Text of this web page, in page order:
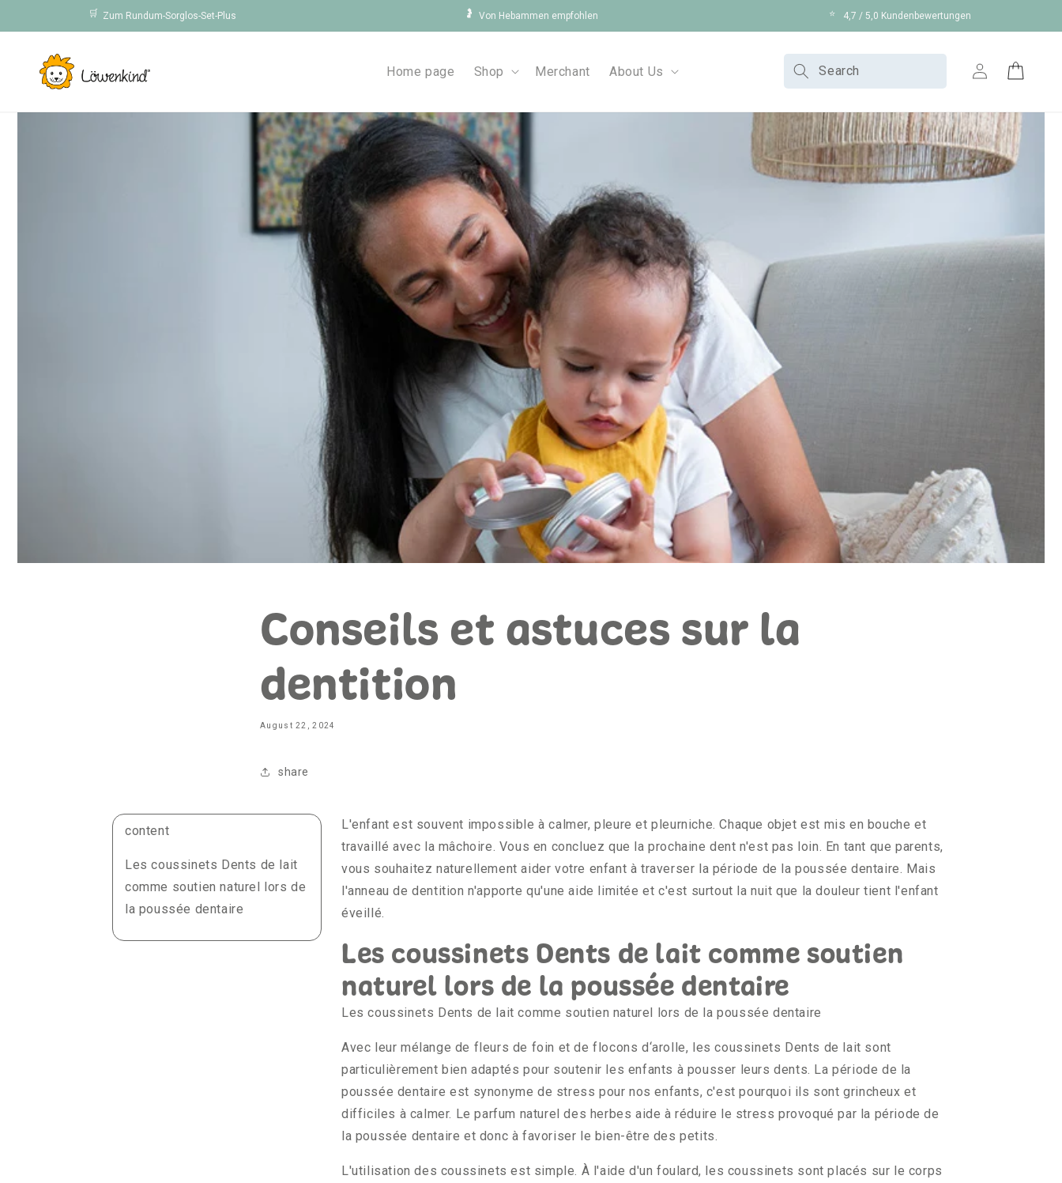
🛒 Zum Rundum-Sorglos-Set-Plus 🤰 Von Hebammen empfohlen ⭐ 4,7 / 5,0 Kundenbewertungen
Home page Shop Merchant About Us Search
Log
in
Cart
Conseils et astuces sur la
dentition
August 22, 2024
share
content
Les coussinets Dents de lait
comme soutien naturel lors de
la poussée dentaire
L'enfant est souvent impossible à calmer, pleure et pleurniche. Chaque objet est mis en bouche et
travaillé avec la mâchoire. Vous en concluez que la prochaine dent n'est pas loin. En tant que parents,
vous souhaitez naturellement aider votre enfant à traverser la période de la poussée dentaire. Mais
l'anneau de dentition n'apporte qu'une aide limitée et c'est surtout la nuit que la douleur tient l'enfant
éveillé.
Les coussinets Dents de lait comme soutien
naturel lors de la poussée dentaire
Les coussinets Dents de lait comme soutien naturel lors de la poussée dentaire
Avec leur mélange de fleurs de foin et de flocons d‘arolle, les coussinets Dents de lait sont
particulièrement bien adaptés pour soutenir les enfants à pousser leurs dents. La période de la
poussée dentaire est synonyme de stress pour nos enfants, c'est pourquoi ils sont grincheux et
difficiles à calmer. Le parfum naturel des herbes aide à réduire le stress provoqué par la période de
la poussée dentaire et donc à favoriser le bien-être des petits.
L'utilisation des coussinets est simple. À l'aide d'un foulard, les coussinets sont placés sur le corps